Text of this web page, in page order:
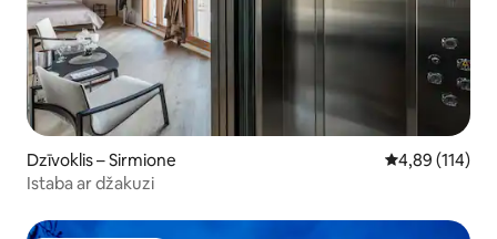
Dzīvoklis – Sirmione Vidējais
4,89 (114)
Istaba ar džakuzi